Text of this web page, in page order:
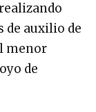
de auxilio de
menor
de